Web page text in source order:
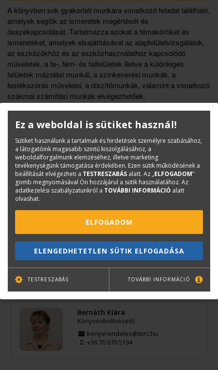
A könyvben sok gyakorlati munkára vonatkozó feladat található,
amelyek segítik az ismeretek megértését és
összekapcsolását. Tartalmazza azokat a témaköröket és
ismereteket, amelyek elsajátításával az alapfelületvizsgálatok,
az eszközökhöz és az eszközhasználathoz kapcsolódó
műveletek, a fa-, fém- és falfelületek illetve a különleges
felületek mázolási munkái, a színkeverési munkák, a
festékszórás műveletei, a díszítőmunkák, valamint a vonatkozó
szakmai számítási munkák elvégezhetőek.
Életszerűek a szöveges leírásokban a gyakorlati feladatokhoz
rétegrendkialakítások. A gyakorlati és elméleti ismeretekhez
köthető munka-, baleset- és környezetvédelmi ismeretek az
anyagrészekhez kapcsolódóan szerepelnek.
Könyvinfó
Kategóriák
Építőipar
Kötészet:
kartonált, ragasztókötött
Kiadó:
Szega Books
Kérdése van?
Bernáth Klára
Könyvesboltvezető
konyvrendeles@terc.hu
+36 70 670 5194
Ez a weboldal is sütiket használ!
Sütiket használunk a tartalmak és hirdetések személyre szabásához,
a látogatóink magasabb szintű kiszolgálásához, a
weboldalforgalmunk elemzéséhez, illetve marketing
tevékenységünk támogatása érdekében. Ezen sütik működésének a
beállítását elvégezheti a TESTRESZABÁS alatt. Az „ELFOGADOM”
gomb megnyomásával Ön hozzájárul a sütik használatához. Az
adatkezelési szabályzatunkról a TOVÁBBI INFORMÁCIÓ alatt
olvashat.
ELFOGADOM
ELENGEDHETETLEN SÜTIK ELFOGADÁSA
TESTRESZABÁS TOVÁBBI INFORMÁCIÓ